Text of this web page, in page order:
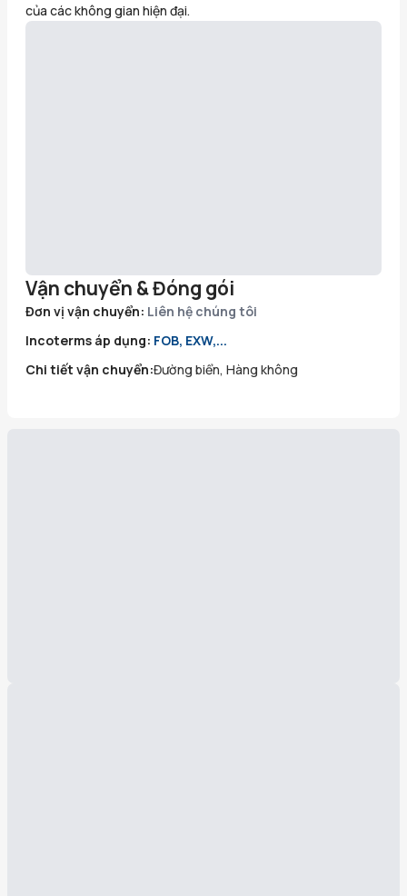
của các không gian hiện đại.
Vận chuyển & Đóng gói
Đơn vị vận chuyển: Liên hệ chúng tôi
Incoterms áp dụng: FOB, EXW,...
Chi tiết vận chuyển:Đường biển, Hàng không